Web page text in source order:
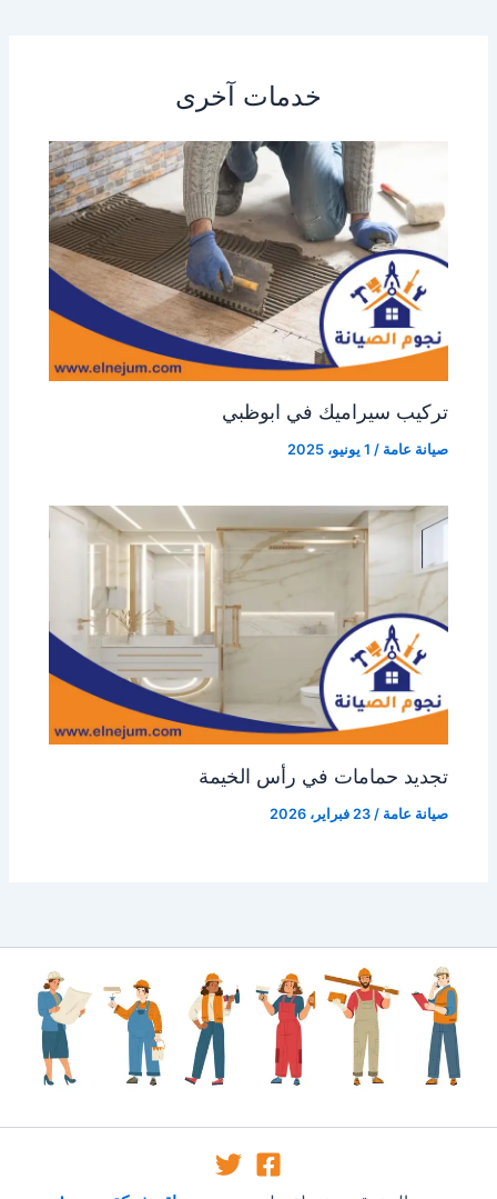
خدمات آخرى
تركيب سيراميك في ابوظبي
صيانة عامة / 1 يونيو، 2025
تجديد حمامات في رأس الخيمة
صيانة عامة /23 فبراير، 2026